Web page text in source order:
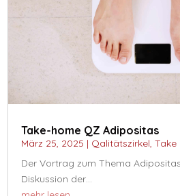
Take-home QZ Adipositas
März 25, 2025 | Qalitätszirkel,Take
Der Vortrag zum Thema
Diskussion der…